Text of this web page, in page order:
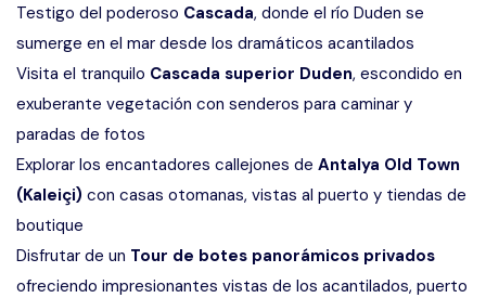
Testigo del poderoso Cascada, donde el río Duden se
sumerge en el mar desde los dramáticos acantilados
Visita el tranquilo Cascada superior Duden, escondido en
exuberante vegetación con senderos para caminar y
paradas de fotos
Explorar los encantadores callejones de Antalya Old Town
(Kaleiçi) con casas otomanas, vistas al puerto y tiendas de
boutique
Disfrutar de un Tour de botes panorámicos privados
ofreciendo impresionantes vistas de los acantilados, puerto